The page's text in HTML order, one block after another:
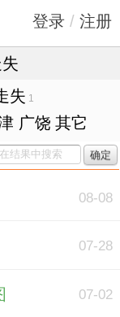
登录 / 注册
失 1
广饶 其它
确定
08-08
07-28
07-02